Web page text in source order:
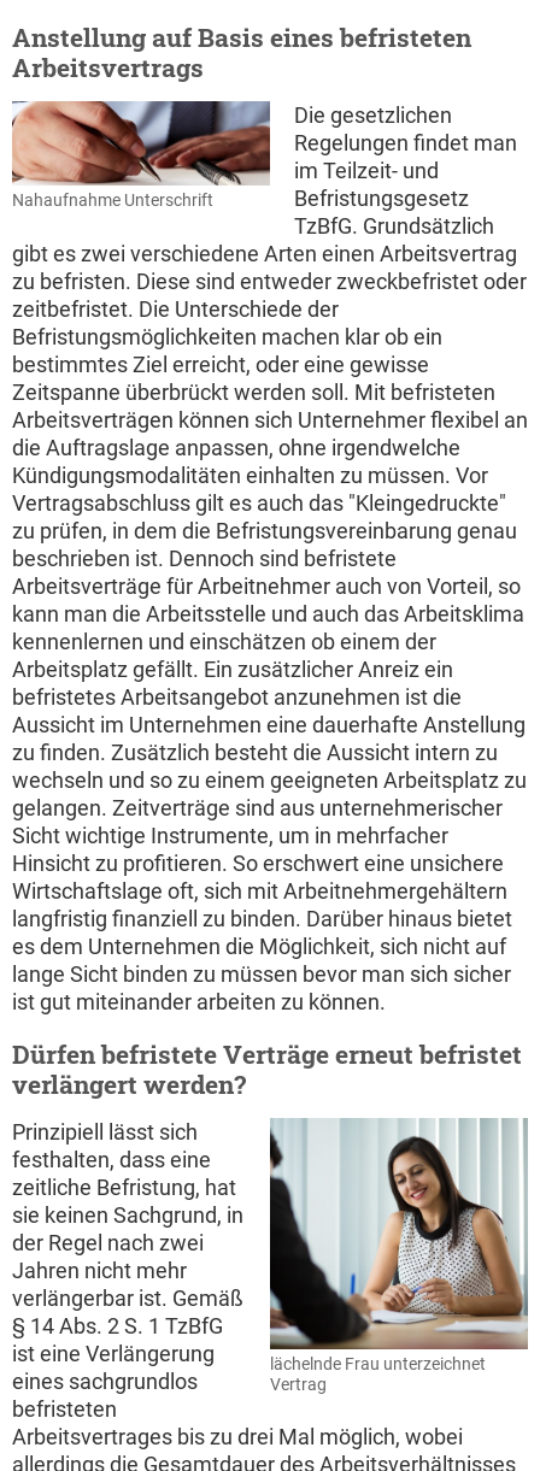
Anstellung auf Basis eines befristeten
Arbeitsvertrags
Nahaufnahme Unterschrift
Die gesetzlichen
Regelungen findet man
im Teilzeit- und
Befristungsgesetz
TzBfG. Grundsätzlich
gibt es zwei verschiedene Arten einen Arbeitsvertrag
zu befristen. Diese sind entweder zweckbefristet oder
zeitbefristet. Die Unterschiede der
Befristungsmöglichkeiten machen klar ob ein
bestimmtes Ziel erreicht, oder eine gewisse
Zeitspanne überbrückt werden soll. Mit befristeten
Arbeitsverträgen können sich Unternehmer flexibel an
die Auftragslage anpassen, ohne irgendwelche
Kündigungsmodalitäten einhalten zu müssen. Vor
Vertragsabschluss gilt es auch das "Kleingedruckte"
zu prüfen, in dem die Befristungsvereinbarung genau
beschrieben ist. Dennoch sind befristete
Arbeitsverträge für Arbeitnehmer auch von Vorteil, so
kann man die Arbeitsstelle und auch das Arbeitsklima
kennenlernen und einschätzen ob einem der
Arbeitsplatz gefällt. Ein zusätzlicher Anreiz ein
befristetes Arbeitsangebot anzunehmen ist die
Aussicht im Unternehmen eine dauerhafte Anstellung
zu finden. Zusätzlich besteht die Aussicht intern zu
wechseln und so zu einem geeigneten Arbeitsplatz zu
gelangen. Zeitverträge sind aus unternehmerischer
Sicht wichtige Instrumente, um in mehrfacher
Hinsicht zu profitieren. So erschwert eine unsichere
Wirtschaftslage oft, sich mit Arbeitnehmergehältern
langfristig finanziell zu binden. Darüber hinaus bietet
es dem Unternehmen die Möglichkeit, sich nicht auf
lange Sicht binden zu müssen bevor man sich sicher
ist gut miteinander arbeiten zu können.
Dürfen befristete Verträge erneut befristet
verlängert werden?
lächelnde Frau unterzeichnet
Vertrag
Prinzipiell lässt sich
festhalten, dass eine
zeitliche Befristung, hat
sie keinen Sachgrund, in
der Regel nach zwei
Jahren nicht mehr
verlängerbar ist. Gemäß
§ 14 Abs. 2 S. 1 TzBfG
ist eine Verlängerung
eines sachgrundlos
befristeten
Arbeitsvertrages bis zu drei Mal möglich, wobei
allerdings die Gesamtdauer des Arbeitsverhältnisses